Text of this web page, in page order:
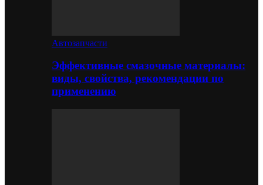
Автозапчасти
Эффективные смазочные материалы:
виды, свойства, рекомендации по
применению